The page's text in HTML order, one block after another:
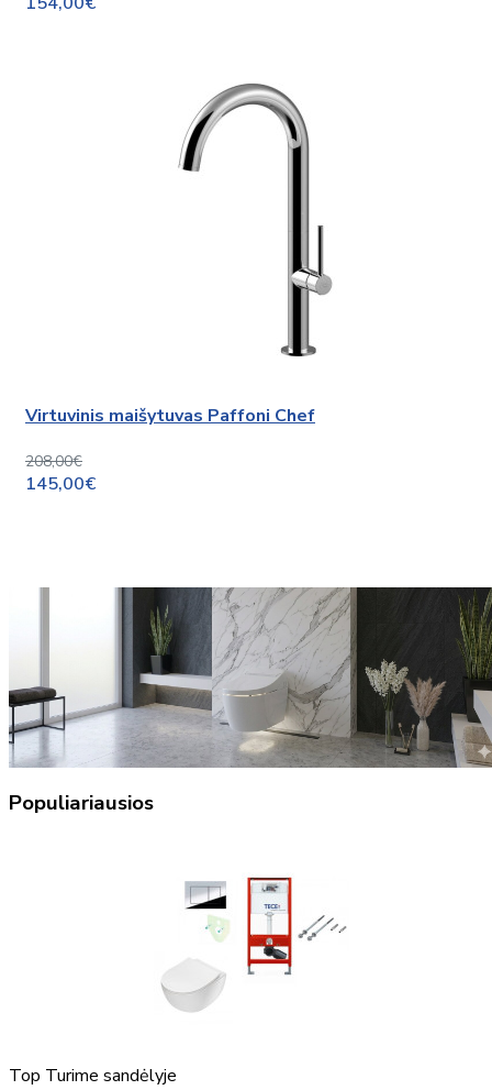
Virtuvinis maišytuvas Paffoni Chef
208,00€
145,00€
Populiariausios
Top Turime sandėlyje